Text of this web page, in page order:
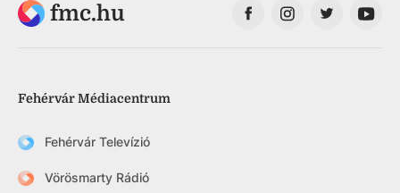
fmc.hu
Fehérvár Médiacentrum
Fehérvár Televízió
Vörösmarty Rádió